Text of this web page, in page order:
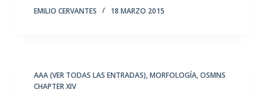
EMILIO CERVANTES 18 MARZO 2015
AAA (VER TODAS LAS ENTRADAS),MORFOLOGÍA,OSMNS
CHAPTER XIV